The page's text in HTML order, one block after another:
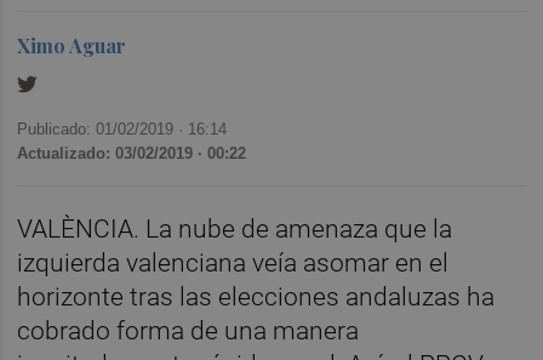
Ximo Aguar
Publicado: 01/02/2019 · 16:14
Actualizado: 03/02/2019 · 00:22
VALÈNCIA. La nube de amenaza que la
izquierda valenciana veía asomar en el
horizonte tras las elecciones andaluzas ha
cobrado forma de una manera